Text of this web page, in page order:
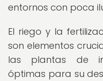
entornos con poca
El riego y la
son elementos
las plantas de
óptimas para su